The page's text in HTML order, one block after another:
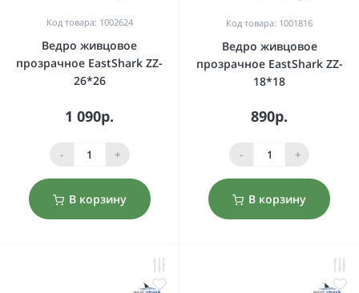
Код товара: 1002624
Ведро живцовое
прозрачное EastShark ZZ-
26*26
1 090р.
- +
В корзину
Код товара: 1001816
Ведро живцовое
прозрачное EastShark ZZ-
18*18
890р.
- +
В корзину